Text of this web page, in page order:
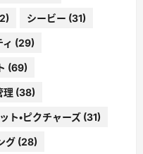
シービー (31)
(29)
(69)
理 (38)
ト・ピクチャーズ (31)
グ (28)